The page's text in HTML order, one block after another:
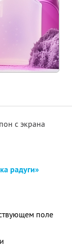
с экрана
радуги»
поле